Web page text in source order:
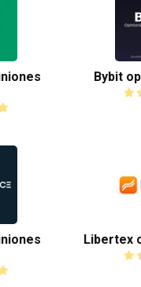
Bybit
Libertex